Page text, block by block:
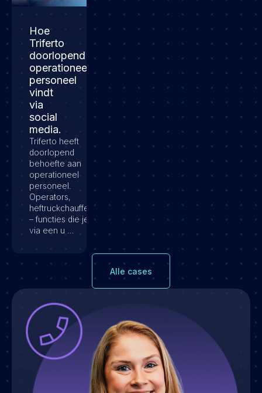
Hoe
Triferto
doorlopend
operationeel
personeel
vindt
via
social
media.
Triferto heeft
doorlopend
behoefte aan
operationeel
personeel.
Operators,
heftruckchauffeurs
– functies die je
via een u …
Alle cases